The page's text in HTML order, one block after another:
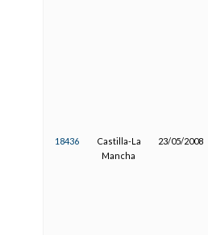
18436
Castilla-La
Mancha
23/05/2008